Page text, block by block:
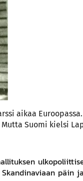
aikaa
Suomi kielsi
päin